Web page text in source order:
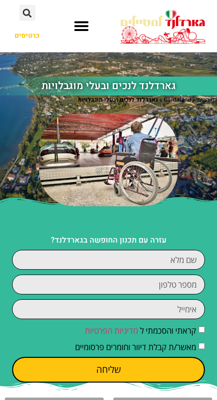
כרטיסים
גארדלנד לנכים ובעלי מוגבלויות
דף הבית»
Gardaland
»גארדלנד לנכים ובעלי מוגבלויות
עזרה עם תכנון החופשה בגארדלנד?
קראתי והסכמתי ל מדיניות הפרטיות
מאשר/ת קבלת דיוור וחומרים פרסומיים
שליחה